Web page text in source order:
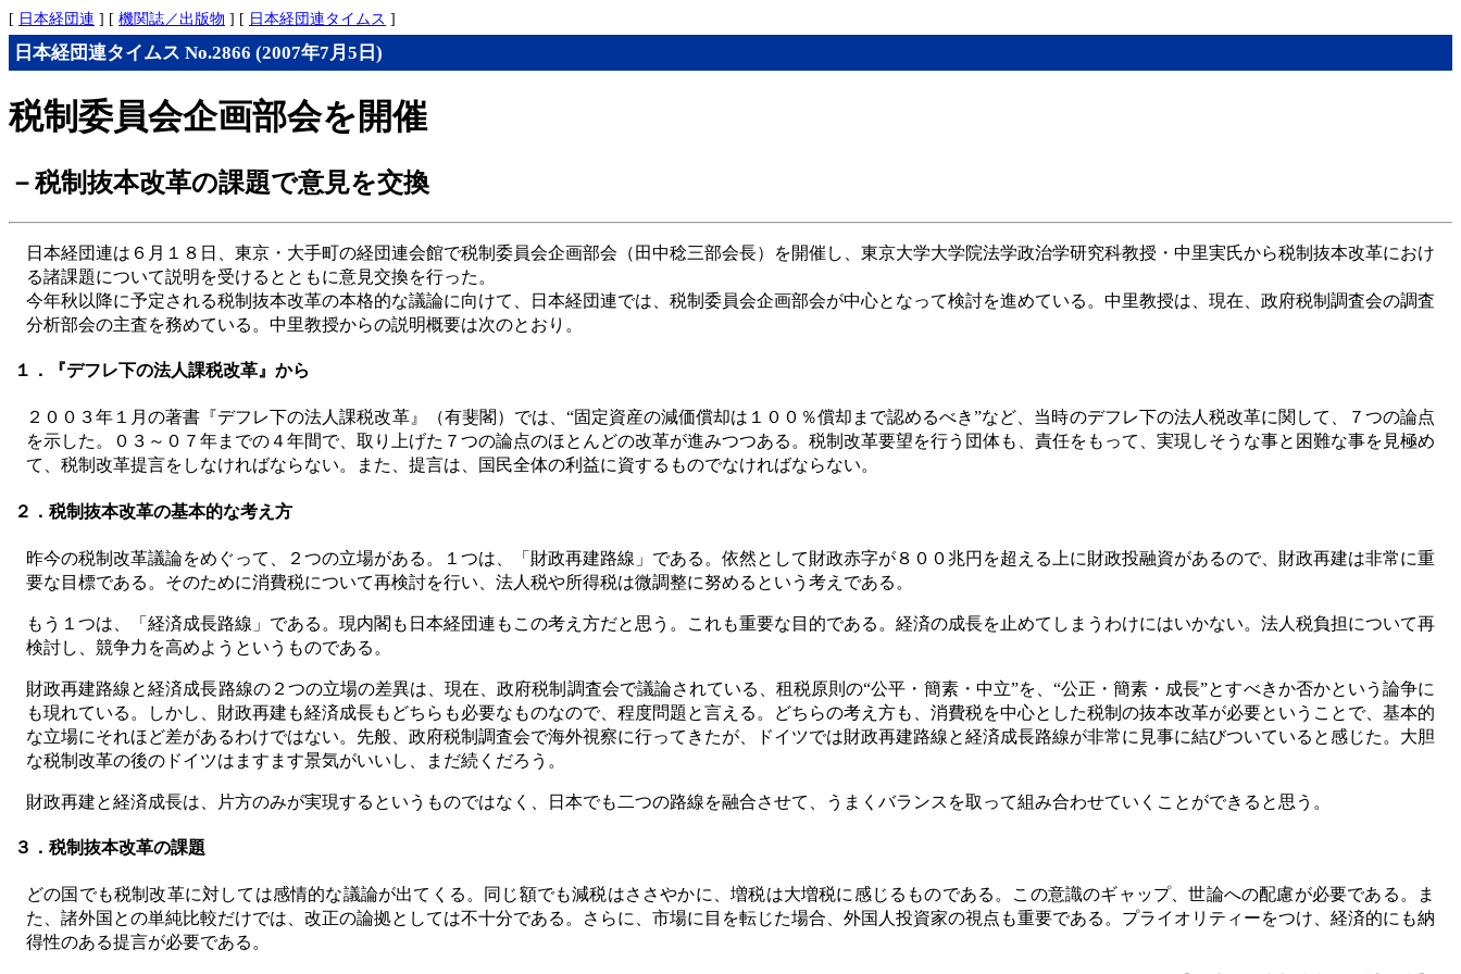
[ 日本経団連 ] [ 機関誌／出版物 ] [ 日本経団連タイムス ]
日本経団連タイムス No.2866 (2007年7月5日)
税制委員会企画部会を開催
－税制抜本改革の課題で意見を交換
日本経団連は６月１８日、東京・大手町の経団連会館で税制委員会企画部会（田中稔三部会長）を開催し、東京大学大学院法学政治学研究科教授・中里実氏から税制抜本改革におけ
る諸課題について説明を受けるとともに意見交換を行った。
今年秋以降に予定される税制抜本改革の本格的な議論に向けて、日本経団連では、税制委員会企画部会が中心となって検討を進めている。中里教授は、現在、政府税制調査会の調査
分析部会の主査を務めている。中里教授からの説明概要は次のとおり。
１．『デフレ下の法人課税改革』から
２００３年１月の著書『デフレ下の法人課税改革』（有斐閣）では、“固定資産の減価償却は１００％償却まで認めるべき”など、当時のデフレ下の法人税改革に関して、７つの論点
を示した。０３～０７年までの４年間で、取り上げた７つの論点のほとんどの改革が進みつつある。税制改革要望を行う団体も、責任をもって、実現しそうな事と困難な事を見極め
て、税制改革提言をしなければならない。また、提言は、国民全体の利益に資するものでなければならない。
２．税制抜本改革の基本的な考え方
昨今の税制改革議論をめぐって、２つの立場がある。１つは、「財政再建路線」である。依然として財政赤字が８００兆円を超える上に財政投融資があるので、財政再建は非常に重
要な目標である。そのために消費税について再検討を行い、法人税や所得税は微調整に努めるという考えである。
もう１つは、「経済成長路線」である。現内閣も日本経団連もこの考え方だと思う。これも重要な目的である。経済の成長を止めてしまうわけにはいかない。法人税負担について再
検討し、競争力を高めようというものである。
財政再建路線と経済成長路線の２つの立場の差異は、現在、政府税制調査会で議論されている、租税原則の“公平・簡素・中立”を、“公正・簡素・成長”とすべきか否かという論争に
も現れている。しかし、財政再建も経済成長もどちらも必要なものなので、程度問題と言える。どちらの考え方も、消費税を中心とした税制の抜本改革が必要ということで、基本的
な立場にそれほど差があるわけではない。先般、政府税制調査会で海外視察に行ってきたが、ドイツでは財政再建路線と経済成長路線が非常に見事に結びついていると感じた。大胆
な税制改革の後のドイツはますます景気がいいし、まだ続くだろう。
財政再建と経済成長は、片方のみが実現するというものではなく、日本でも二つの路線を融合させて、うまくバランスを取って組み合わせていくことができると思う。
３．税制抜本改革の課題
どの国でも税制改革に対しては感情的な議論が出てくる。同じ額でも減税はささやかに、増税は大増税に感じるものである。この意識のギャップ、世論への配慮が必要である。ま
た、諸外国との単純比較だけでは、改正の論拠としては不十分である。さらに、市場に目を転じた場合、外国人投資家の視点も重要である。プライオリティーをつけ、経済的にも納
得性のある提言が必要である。